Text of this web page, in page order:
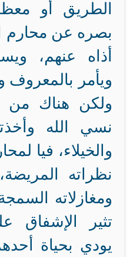
الطريق أو
بصره عن محارم
أذاه عنهم،
ويأمر بالمعروف
ولكن هناك من
نسي الله
والخيلاء، فيا
نظراته
ومغازلاته
تثير الإشفاق
يودي بحياة